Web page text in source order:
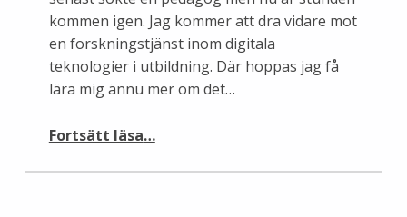
kommen igen. Jag kommer att dra vidare mot
en forskningstjänst inom digitala
teknologier i utbildning. Där hoppas jag få
lära mig ännu mer om det…
Fortsätt läsa“Jobba med Wikipedia och lärande? Nu finns en tjänst för dig”
…